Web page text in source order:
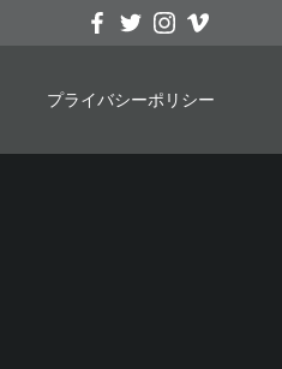
プライバシーポリシー